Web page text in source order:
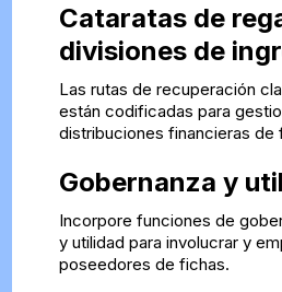
Cataratas de
divisiones de
Las rutas de recuperación
están codificadas para
distribuciones financieras de
Gobernanza y
Incorpore funciones de
y utilidad para involucrar y
poseedores de fichas.